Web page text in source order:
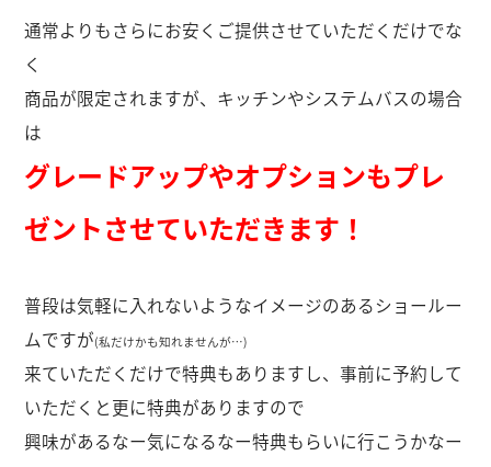
通常よりもさらにお安くご提供させていただくだけでな
く
商品が限定されますが、キッチンやシステムバスの場合
は
グレードアップやオプションもプレ
ゼントさせていただきます！
普段は気軽に入れないようなイメージのあるショールー
ムですが(私だけかも知れませんが…)
来ていただくだけで特典もありますし、事前に予約して
いただくと更に特典がありますので
興味があるなー気になるなー特典もらいに行こうかなー